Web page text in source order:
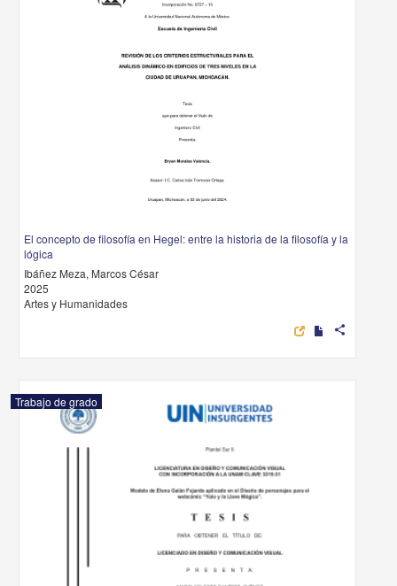
El concepto de filosofía en Hegel: entre la historia de la filosofía y la
lógica
Ibáñez Meza, Marcos César
2025
Artes y Humanidades
share
Trabajo de grado